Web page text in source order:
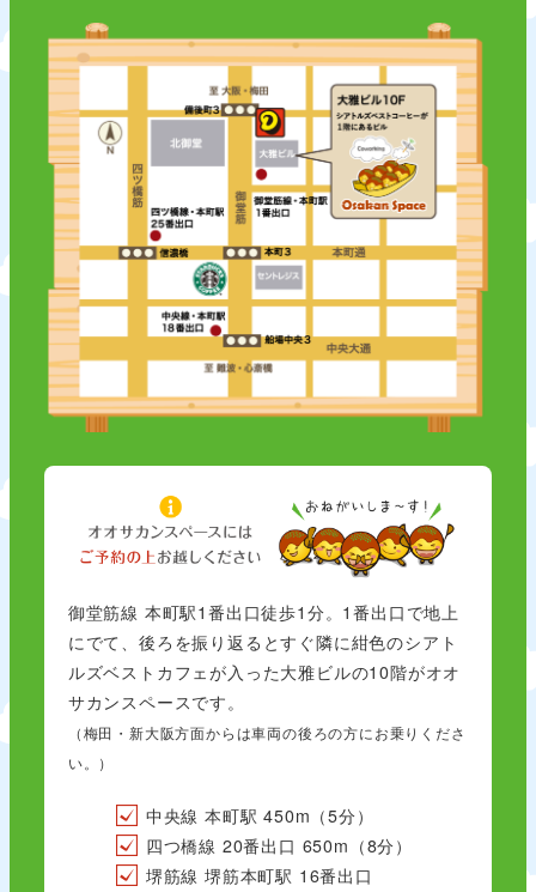
御堂筋線 本町駅1番出口徒歩1分。1番出口で地上
にでて、後ろを振り返るとすぐ隣に紺色のシアト
ルズベストカフェが入った大雅ビルの10階がオオ
サカンスペースです。
（梅田・新大阪方面からは車両の後ろの方にお乗りくださ
い。）
中央線 本町駅 450m（5分）
四つ橋線 20番出口 650m（8分）
堺筋線 堺筋本町駅 16番出口